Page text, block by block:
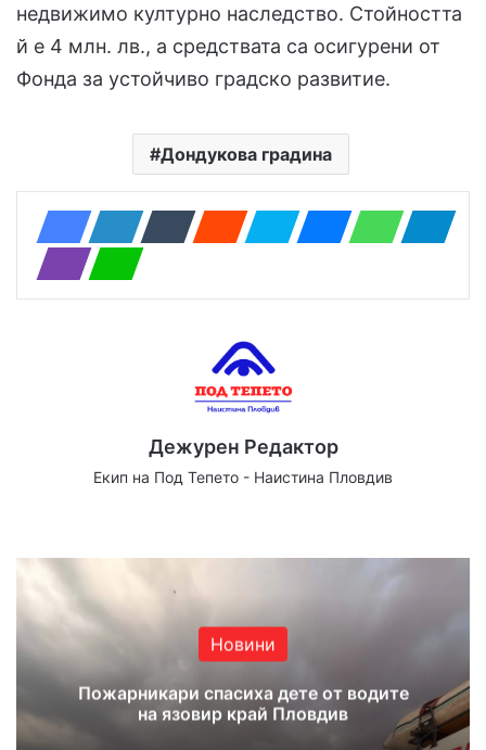
недвижимо културно наследство. Стойността
й е 4 млн. лв., а средствата са осигурени от
Фонда за устойчиво градско развитие.
Дондукова градина
Дежурен Редактор
Екип на Под Тепето - Наистина Пловдив
Новини
Пожарникари спасиха дете от водите
на язовир край Пловдив